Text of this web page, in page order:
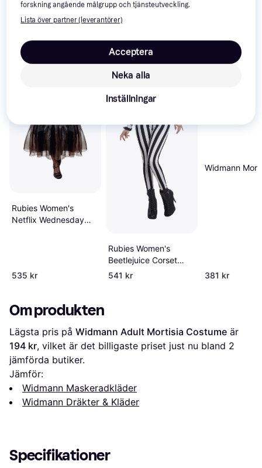
Rubies Women's
Netflix Wednesday
535 kr
Rubies Women's
Beetlejuice Corset
Costume
541 kr
Widmann
381 kr
Om produkten
Lägsta pris på Widmann Adult Mortisia Costume
194 kr, vilket är det billigaste priset just nu bland 2
jämförda butiker.
Jämför:
Widmann Maskeradkläder
Widmann Dräkter & Kläder
Specifikationer
forskning angående målgrupp och tjänsteutveckling.
Lista över partner (leverantörer)
Neka alla
Acceptera
Inställningar